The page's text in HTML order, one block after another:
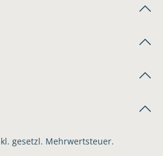
gesetzl. Mehrwertsteuer.